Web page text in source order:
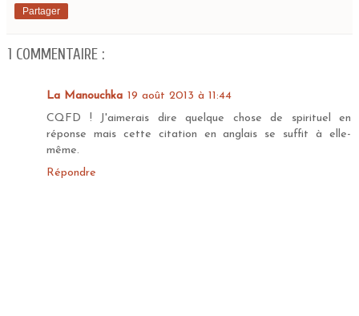
Partager
1 COMMENTAIRE :
La Manouchka 19 août 2013 à 11:44
CQFD ! J'aimerais dire quelque chose de spirituel en
réponse mais cette citation en anglais se suffit à elle-
même.
Répondre